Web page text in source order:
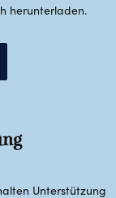
herunterladen.
Unterstützung